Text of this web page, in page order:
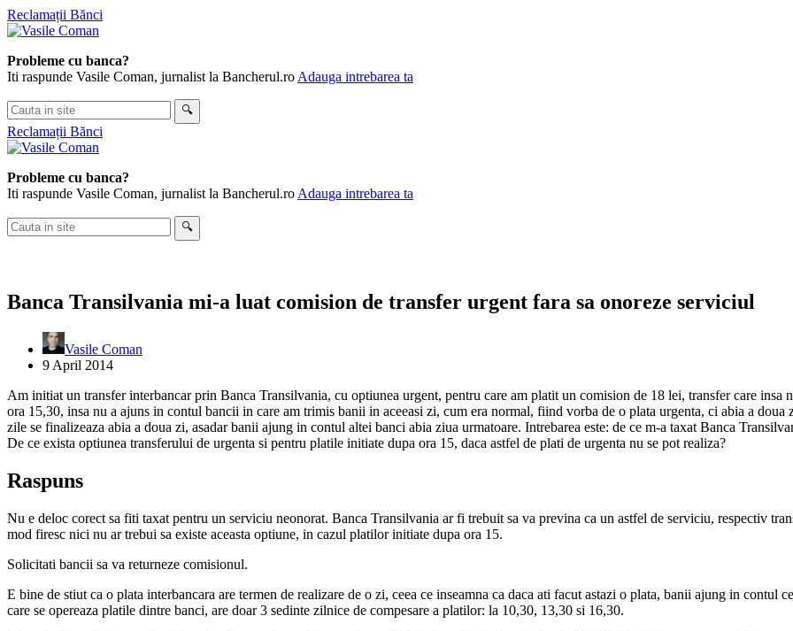
Skip
to
Reclamații Bănci
Probleme cu banca?
Iti raspunde Vasile Coman, jurnalist la Bancherul.ro Adauga intrebarea ta
Cauta
in
site
🔍
Reclamații Bănci
Probleme cu banca?
Iti raspunde Vasile Coman, jurnalist la Bancherul.ro Adauga intrebarea ta
Cauta
in
🔍
Banca Transilvania mi-a luat comision de transfer urgent fara sa onoreze serviciul
Vasile Coman
9 April 2014
Am initiat un transfer interbancar prin Banca Transilvania, cu optiunea urgent, pentru care am platit un comision de 18 lei, transfer care
ora 15,30, insa nu a ajuns in contul bancii in care am trimis banii in aceeasi zi, cum era normal, fiind vorba de o plata urgenta, ci abia a
zile se finalizeaza abia a doua zi, asadar banii ajung in contul altei banci abia ziua urmatoare. Intrebarea este: de ce m-a taxat Banca
De ce exista optiunea transferului de urgenta si pentru platile initiate dupa ora 15, daca astfel de plati de urgenta nu se pot realiza?
Raspuns
Nu e deloc corect sa fiti taxat pentru un serviciu neonorat. Banca Transilvania ar fi trebuit sa va previna ca un astfel de serviciu, respectiv
mod firesc nici nu ar trebui sa existe aceasta optiune, in cazul platilor initiate dupa ora 15.
Solicitati bancii sa va returneze comisionul.
E bine de stiut ca o plata interbancara are termen de realizare de o zi, ceea ce inseamna ca daca ati facut astazi o plata, banii ajung in
care se opereaza platile dintre banci, are doar 3 sedinte zilnice de compesare a platilor: la 10,30, 13,30 si 16,30.